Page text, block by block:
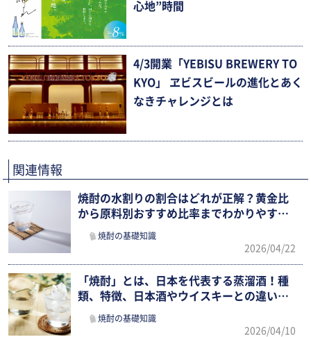
心地”時間
4/3開業「YEBISU BREWERY TO
KYO」 ヱビスビールの進化とあく
なきチャレンジとは
関連情報
焼酎の水割りの割合はどれが正解？黄金比
から原料別おすすめ比率までわかりやすく
焼酎の基礎知識
2026/04/22
「焼酎」とは、日本を代表する蒸溜酒！種
類、特徴、日本酒やウイスキーとの違いま
焼酎の基礎知識
2026/04/10